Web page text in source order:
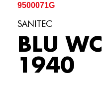
9500071G
SANITEC
BLU WC
1940